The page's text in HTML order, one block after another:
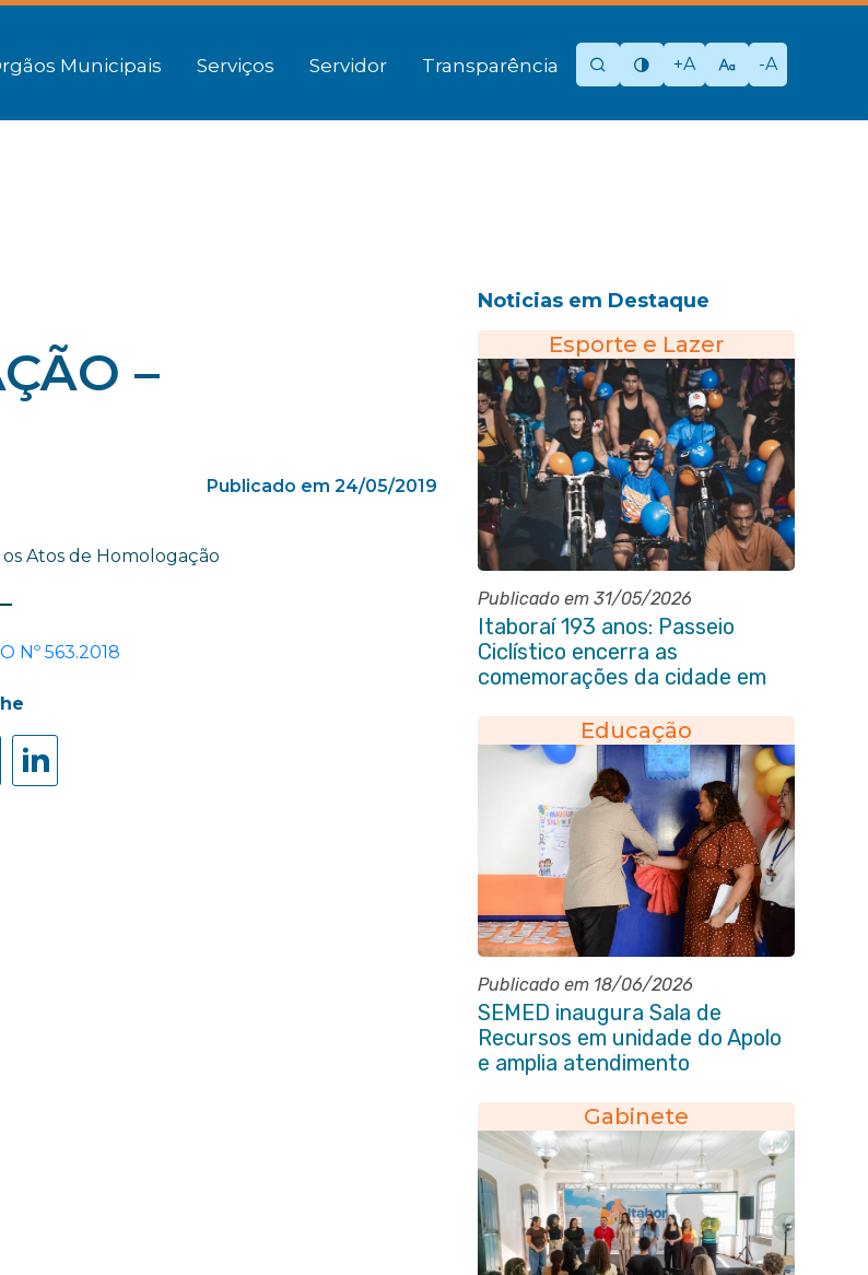
Municipais Serviços Servidor Transparência +A -A
–
Publicado em 24/05/2019
Atos de Homologação
Nº 563.2018
Noticias em Destaque
Esporte e Lazer
Publicado em 31/05/2026
Itaboraí 193 anos: Passeio
Ciclístico encerra as
comemorações da cidade em
Educação
Publicado em 18/06/2026
SEMED inaugura Sala de
Recursos em unidade do Apolo
e amplia atendimento
Gabinete